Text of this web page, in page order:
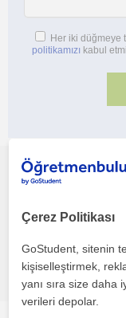
Her iki düğmeye
politikamızı kabul
Çerez Politikası
GoStudent, sitenin
kişiselleştirmek,
yanı sıra size daha
verileri depolar.